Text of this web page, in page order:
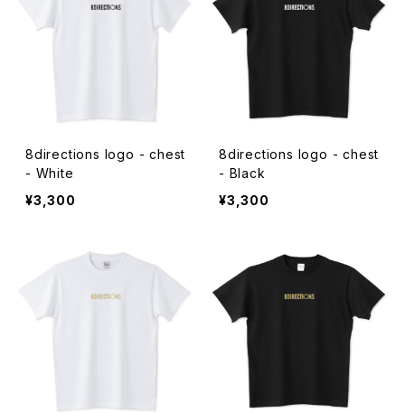
8directions logo - chest
- White
¥3,300
8directions logo - chest
- Black
¥3,300